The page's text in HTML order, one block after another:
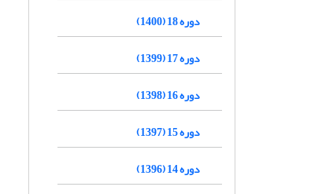
دوره 18 (1400)
دوره 17 (1399)
دوره 16 (1398)
دوره 15 (1397)
دوره 14 (1396)